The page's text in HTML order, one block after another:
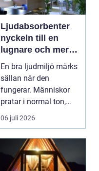
Ljudabsorbenter
nyckeln till en
lugnare och mer
fokusvänlig
ljudmiljö
En bra ljudmiljö märks
sällan när den
fungerar. Människor
pratar i normal ton,
hjärnan slipper sorte...
06 juli 2026